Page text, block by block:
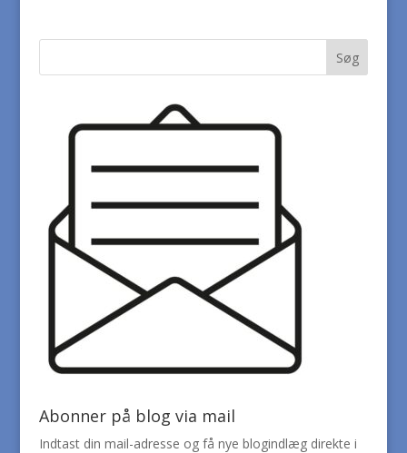
Abonner på blog via mail
Indtast din mail-adresse og få nye blogindlæg direkte i